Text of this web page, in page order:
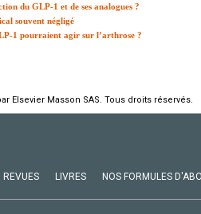
du GLP-1 et de ses analogues ?
souvent négligé
1 pourraient agir sur l’arthrose ?
Elsevier Masson SAS. Tous droits réservés.
REVUES LIVRES NOS FORMULES